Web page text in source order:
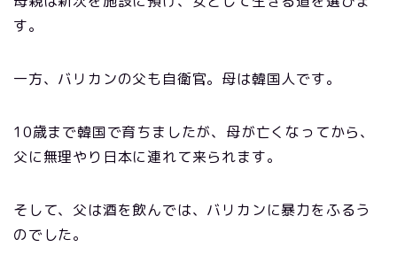
す。
一方、バリカンの父も自衛官。母は韓国人です。
10歳まで韓国で育ちましたが、母が亡くなってから、
父に無理やり日本に連れて来られます。
そして、父は酒を飲んでは、バリカンに暴力をふるう
のでした。